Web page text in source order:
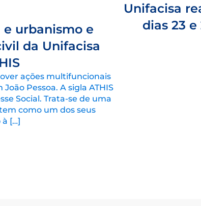
urbanismo e
da Unifacisa
ações multifuncionais
Pessoa. A sigla ATHIS
Social. Trata-se de uma
como um dos seus
[…]
Unifacisa
dias 23